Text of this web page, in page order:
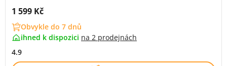
Cena s DPH:
1 599 Kč
Obvykle do 7 dnů
ihned k dispozici na 2 prodejnách
4.9